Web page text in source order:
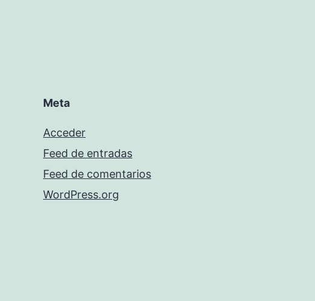
Meta
Acceder
Feed de entradas
Feed de comentarios
WordPress.org